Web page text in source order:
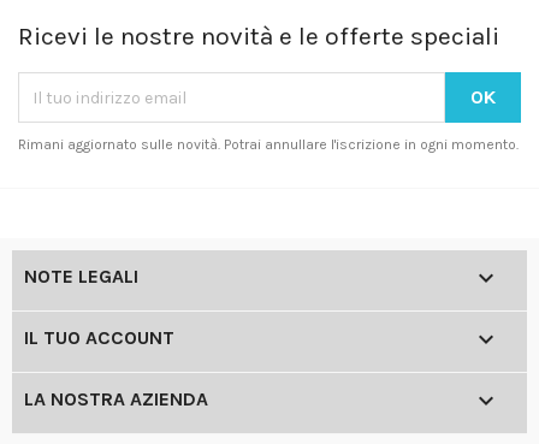
Ricevi le nostre novità e le offerte speciali
Rimani aggiornato sulle novità. Potrai annullare l'iscrizione in ogni momento.
NOTE LEGALI 
IL TUO ACCOUNT 
LA NOSTRA AZIENDA 